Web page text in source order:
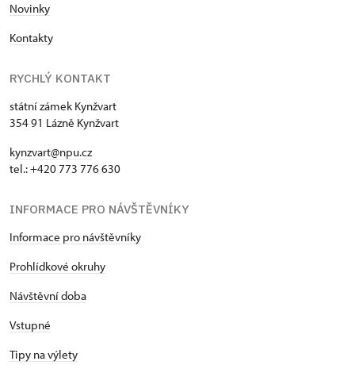
Novinky
Kontakty
RYCHLÝ KONTAKT
státní zámek Kynžvart
354 91 Lázně Kynžvart
kynzvart@npu.cz
tel.: +420 773 776 630
INFORMACE PRO NÁVŠTĚVNÍKY
Informace pro návštěvníky
Prohlídkové okruhy
Návštěvní doba
Vstupné
Tipy na výlety